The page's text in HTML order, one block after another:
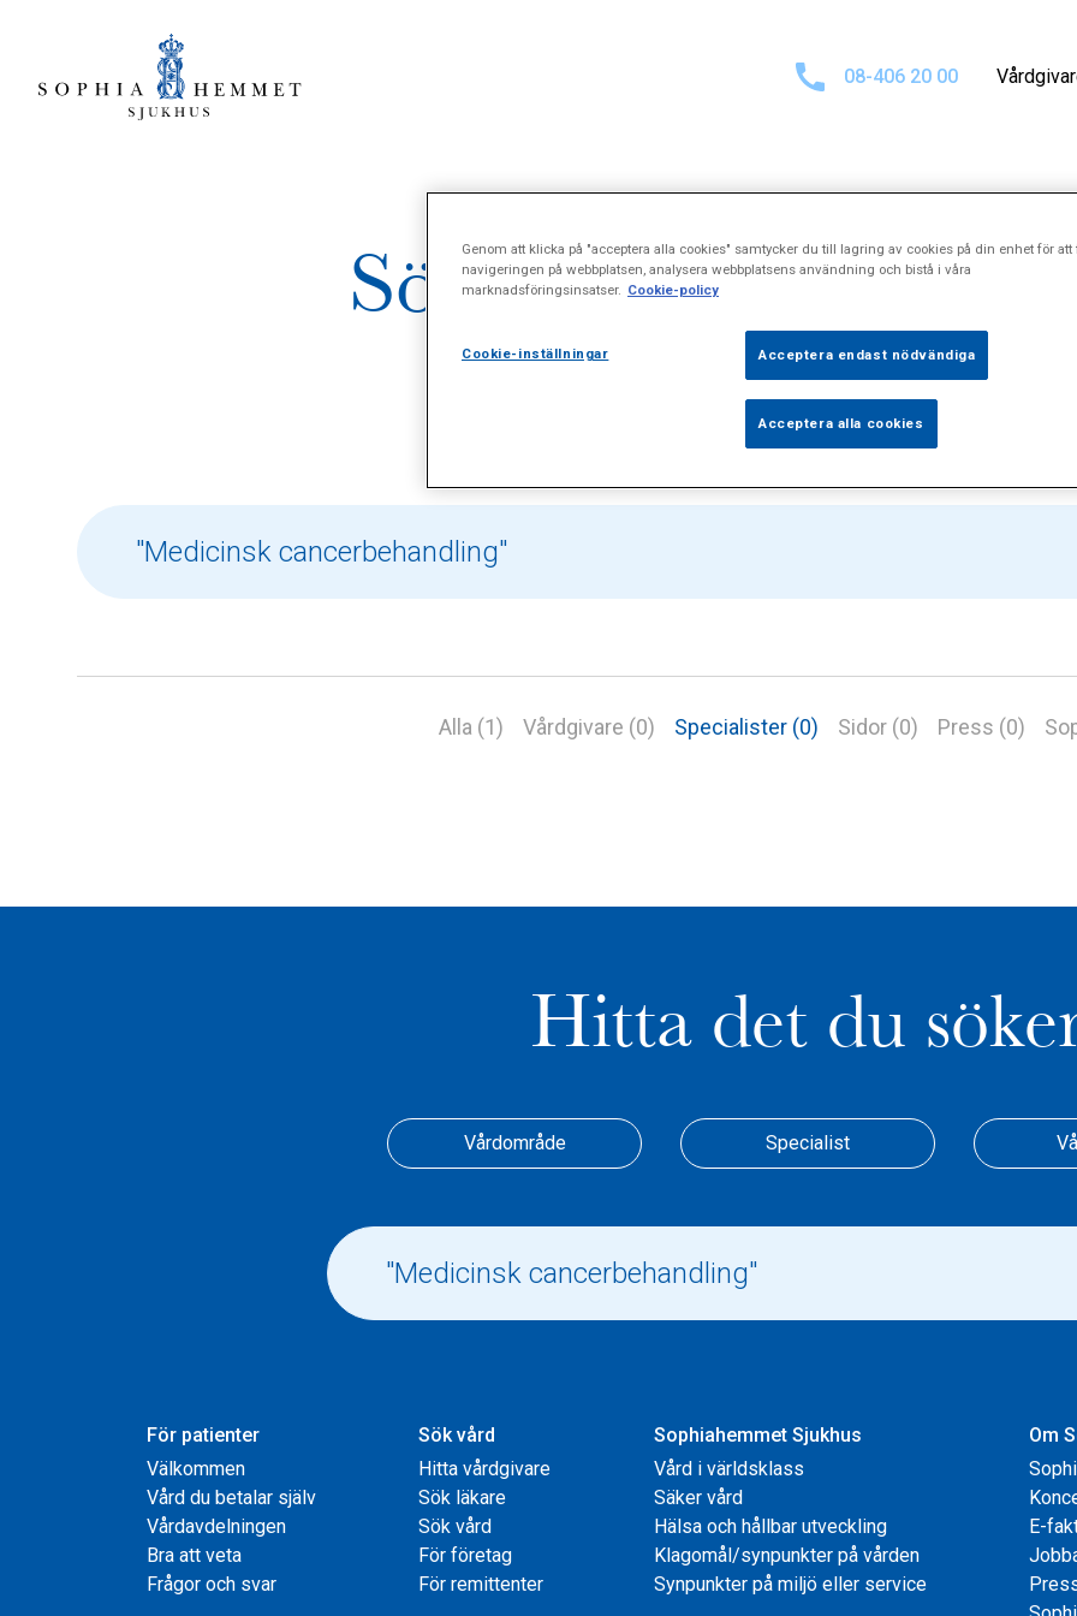
08-406 20 00
Sökresultat för
Alla (1) Vårdgivare (0) Specialister (0) Sidor (0) Press (0)
Hitta det du
Vårdområde Specialist
För patienter
Välkommen
Vård du betalar själv
Vårdavdelningen
Bra att veta
Frågor och svar
Sök vård
Hitta vårdgivare
Sök läkare
Sök vård
För företag
För remittenter
Sophiahemmet Sjukhus
Vård i världsklass
Säker vård
Hälsa och hållbar utveckling
Klagomål/synpunkter på vården
Synpunkter på miljö eller service
Om
E-
Genom att klicka på "acceptera alla cookies" samtycker du till lagring av cookies på din enhet för att
navigeringen på webbplatsen, analysera webbplatsens användning och bistå i våra
marknadsföringsinsatser. Cookie-policy
Cookie-inställningar Acceptera endast nödvändiga
Acceptera alla cookies